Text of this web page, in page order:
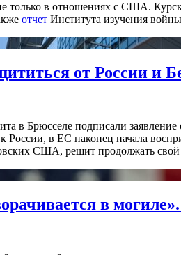
только в отношениях с США.
отчет Института изучения
от России и
в Брюсселе подписали
в ЕС наконец начала
США, решит продолжать
в